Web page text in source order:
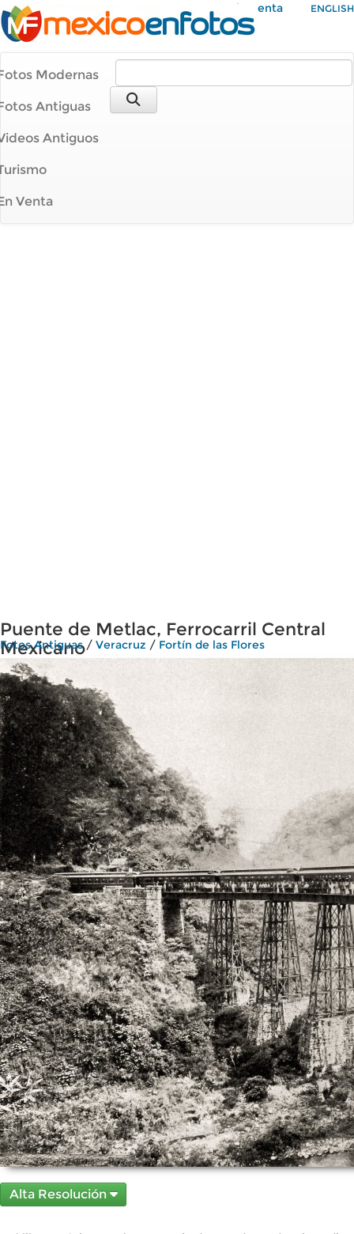
Mi Cuenta ENGLISH
Modernas
Antiguas
Antiguos
Venta
Puente de Metlac, Ferrocarril Central
Mexicano
Fotos Antiguas/ Veracruz / Fortín de las Flores
Alta Resolución